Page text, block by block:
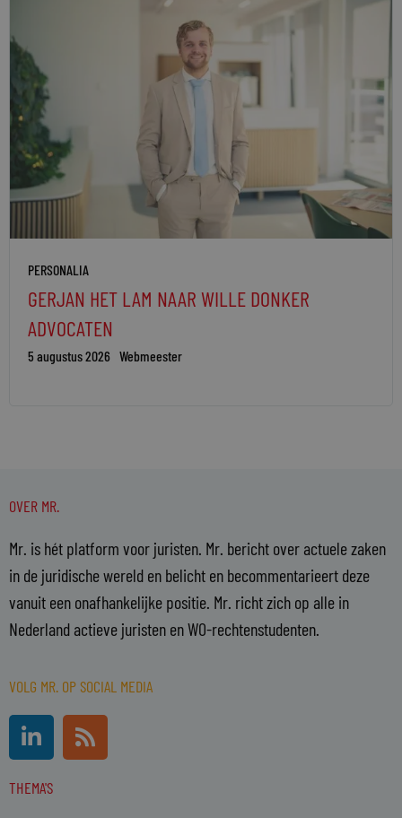
PERSONALIA
GERJAN HET LAM NAAR WILLE DONKER
ADVOCATEN
5 augustus 2026 Webmeester
OVER MR.
Mr. is hét platform voor juristen. Mr. bericht over actuele zaken
in de juridische wereld en belicht en becommentarieert deze
vanuit een onafhankelijke positie. Mr. richt zich op alle in
Nederland actieve juristen en WO-rechtenstudenten.
VOLG MR. OP SOCIAL MEDIA
L
i
n
k
R
s
s
THEMA'S